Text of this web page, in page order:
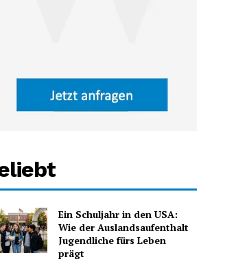
Ein Schuljahr in den USA:
Wie der Auslandsaufenthalt
Jugendliche fürs Leben
prägt